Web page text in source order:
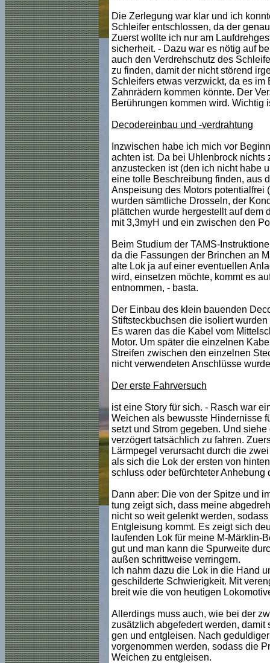
Die Zerlegung war klar und ich
Schleifer entschlossen, da der
Zuerst wollte ich nur am
sicherheit. - Dazu war es nötig auf
auch den Verdrehschutz des
zu finden, damit der nicht störend
Schleifers etwas verzwickt, da es
Zahnrädern kommen könnte. Der
Berührungen kommen wird. Wichtig
Decodereinbau und -verdrahtung
Inzwischen habe ich mich vor
achten ist. Da bei Uhlenbrock
anzustecken ist (den ich nicht habe
eine tolle Beschreibung finden, aus
Anspeisung des Motors potentialfrei
wurden sämtliche Drosseln, der
plättchen wurde hergestellt auf
mit 3,3myH und ein zwischen den
Beim Studium der TAMS-
da die Fassungen der Brinchen an
alte Lok ja auf einer eventuellen
wird, einsetzen möchte, kommt es
entnommen, - basta.
Der Einbau des klein bauenden
Stiftsteckbuchsen die isoliert
Es waren das die Kabel vom
Motor. Um später die einzelnen
Streifen zwischen den einzelnen
nicht verwendeten Anschlüsse
Der erste Fahrversuch
ist eine Story für sich. - Rasch war
Weichen als bewusste Hindernisse
setzt und Strom gegeben. Und
verzögert tatsächlich zu fahren.
Lärmpegel verursacht durch die
als sich die Lok der ersten von
schluss oder befürchteter
Dann aber: Die von der Spitze und
tung zeigt sich, dass meine
nicht so weit gelenkt werden,
Entgleisung kommt. Es zeigt sich
laufenden Lok für meine M-Märklin-
gut und man kann die Spurweite
außen schrittweise verringern.
Ich nahm dazu die Lok in die Hand
geschilderte Schwierigkeit. Mit
breit wie die von heutigen
Allerdings muss auch, wie bei der
zusätzlich abgefedert werden,
gen und entgleisen. Nach
vorgenommen werden, sodass die
Weichen zu entgleisen.